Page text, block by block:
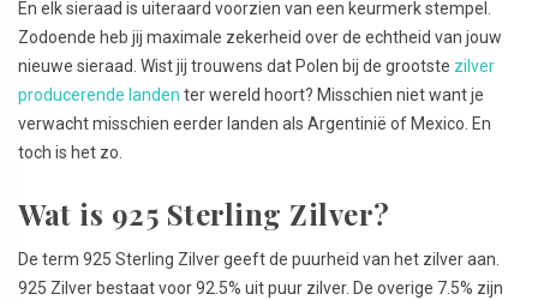
En elk sieraad is uiteraard voorzien van een keurmerk stempel.
Zodoende heb jij maximale zekerheid over de echtheid van jouw
nieuwe sieraad. Wist jij trouwens dat Polen bij de grootste zilver
producerende landen ter wereld hoort? Misschien niet want je
verwacht misschien eerder landen als Argentinië of Mexico. En
toch is het zo.
Wat is 925 Sterling Zilver?
De term 925 Sterling Zilver geeft de puurheid van het zilver aan.
925 Zilver bestaat voor 92.5% uit puur zilver. De overige 7.5% zijn